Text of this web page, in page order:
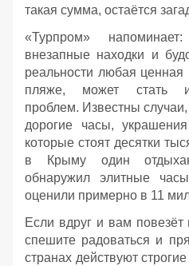
такая сумма, остаётся
«Турпром»
внезапные находки и
реальности любая
пляже, может стать
проблем. Известны
дорогие часы,
которые стоят десятки
в Крыму один
обнаружил элитные
оценили примерно в 11
Если вдруг и вам повезёт
спешите радоваться и
странах действуют